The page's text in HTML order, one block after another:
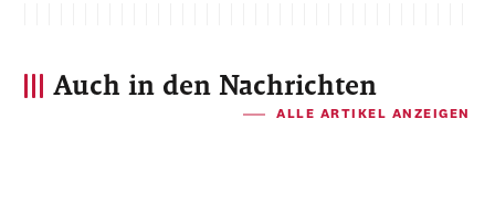
Auch in den Nachrichten
ALLE ARTIKEL ANZEIGEN